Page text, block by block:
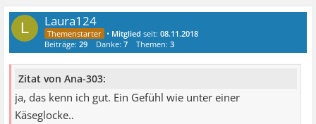
L Laura124
• Mitglied seit:08.11.2018
Beiträge:29 Danke:7 Themen:3
Zitat von Ana-303:
ja, das kenn ich gut. Ein Gefühl wie unter einer
Käseglocke..